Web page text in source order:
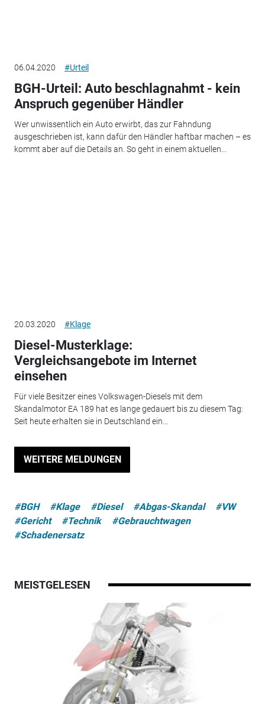
06.04.2020 #Urteil
BGH-Urteil: Auto beschlagnahmt - kein
Anspruch gegenüber Händler
Wer unwissentlich ein Auto erwirbt, das zur Fahndung
ausgeschrieben ist, kann dafür den Händler haftbar machen – es
kommt aber auf die Details an. So geht in einem aktuellen...
20.03.2020 #Klage
Diesel-Musterklage:
Vergleichsangebote im Internet
einsehen
Für viele Besitzer eines Volkswagen-Diesels mit dem
Skandalmotor EA 189 hat es lange gedauert bis zu diesem Tag:
Seit heute erhalten sie in Deutschland ein...
WEITERE MELDUNGEN
#BGH #Klage #Diesel #Abgas-Skandal
#VW
#Gericht
#Technik
#Gebrauchtwagen
#Schadenersatz
MEISTGELESEN